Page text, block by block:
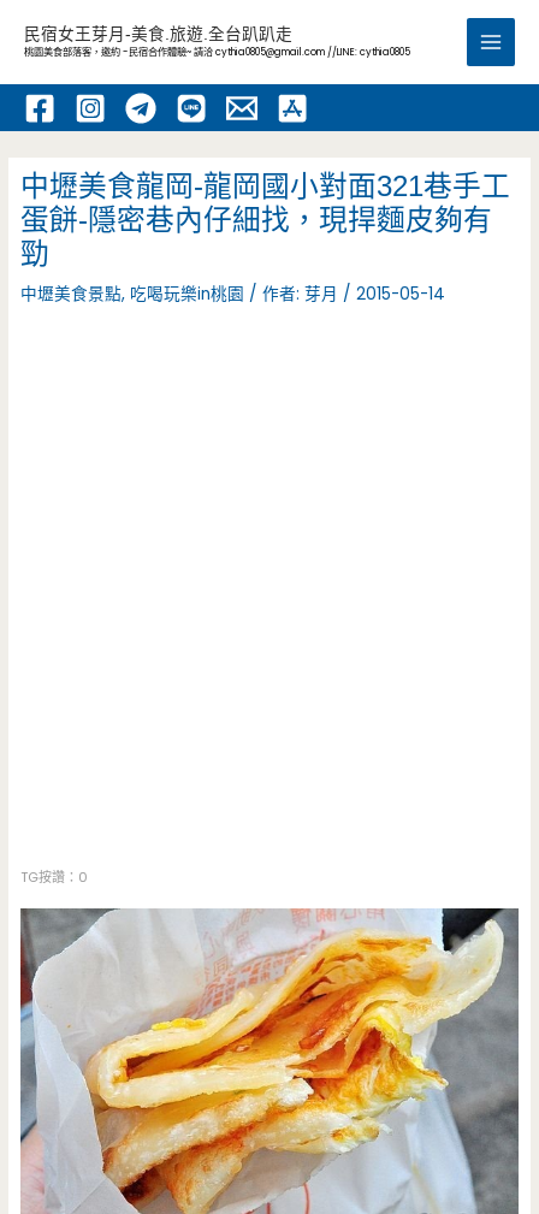
內
民宿女王芽月-美食.旅遊.全台趴趴走
桃園美食部落客，邀約 -民宿合作體驗~ 請洽cythia0805@gmail.com //LINE: cythia0805
Main
中壢美食龍岡-龍岡國小對面321巷手工
蛋餅-隱密巷內仔細找，現捍麵皮夠有
勁
中壢美食景點, 吃喝玩樂in桃園 / 作者:芽月 /2015-05-14
TG按讚：0